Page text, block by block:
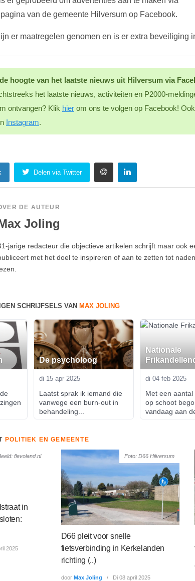
van de gemeente Hilversum op Facebook.
er maatregelen genomen en is er extra beveiliging
hoogte van het laatste nieuws uit Hilversum via
het laatste nieuws, activiteiten en P2000-
ontvangen? Klik hier om ons te volgen op Facebook!
Instagram.
Delen via Twitter
DE AUTEUR
Joling
jarige redacteur die objectieve artikelen schrijft maar ook
met het doel te inspireren of aan te zetten tot
SCHRIJFSELS VAN MAX JOLING
De psycholoog
di 15 apr 2025
Laatst sprak ik iemand die
vanwege een burn-out in
behandeling...
Nationale
di 04 feb 2025
Met een aantal
op schoot
vandaag aan
POLITIEK EN GEMEENTE
flevoland.nl
in
2025
Foto: D66 Hilversum
D66 pleit voor snelle
fietsverbinding in Kerkelanden
richting (..)
door Max Joling Di 08 april 2025